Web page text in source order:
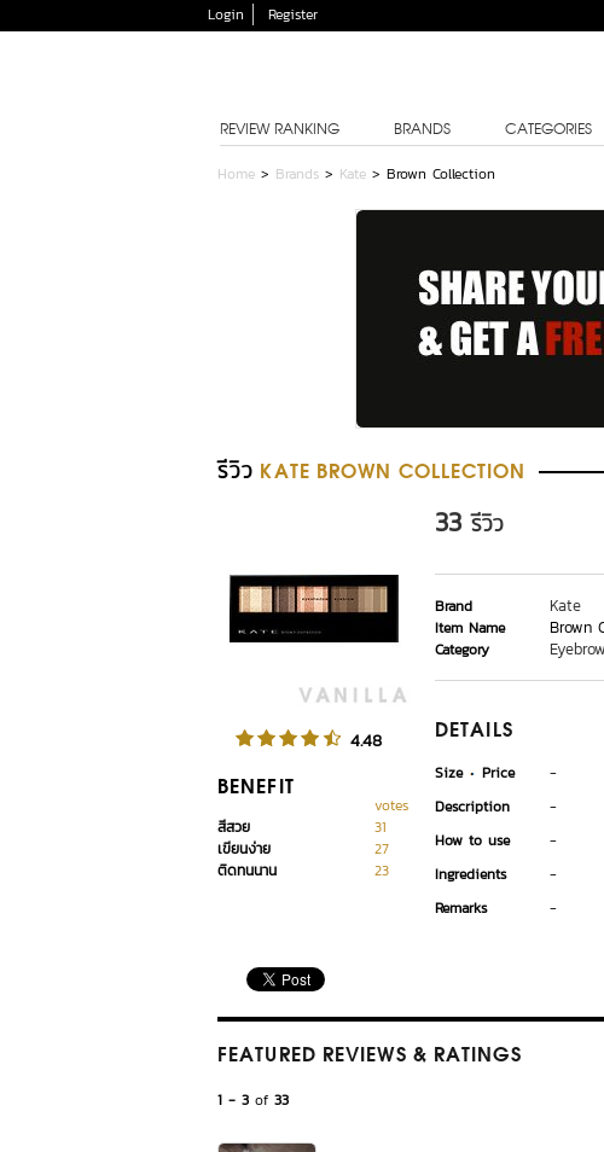
Login Register
REVIEW RANKING BRANDS CATEGORIES
Home > Brands > Kate > Brown Collection
รีวิว KATE BROWN COLLECTION
4.48
BENEFIT
votes
สีสวย
31
เขียนง่าย
27
ติดทนนาน
23
33 รีวิว
Brand Kate
Item Name Brown
Category
DETAILS
Size Price
-
Description
-
How to use
-
Ingredients
-
Remarks
-
FEATURED REVIEWS & RATINGS
1 - 3 of 33